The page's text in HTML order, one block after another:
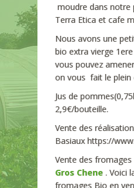
moudre dans
Terra Etica et cafe
Nous avons une
bio extra vierge
vous pouvez
on vous fait le plein
Jus de
2,9€/bouteille.
Vente des
Basiaux https://
Vente des fromages
Gros Chene . Voici
fromages Bio en